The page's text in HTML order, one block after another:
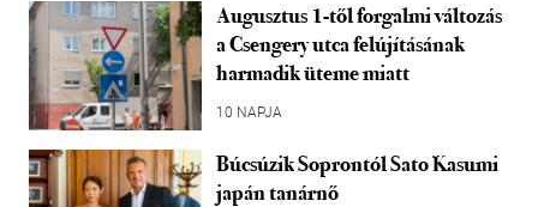
Augusztus 1-től forgalmi változás
a Csengery utca felújításának
harmadik üteme miatt
10 NAPJA
Búcsúzik Soprontól Sato Kasumi
japán tanárnő